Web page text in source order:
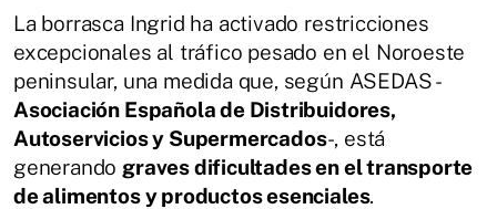
La borrasca Ingrid ha activado restricciones
excepcionales al tráfico pesado en el Noroeste
peninsular, una medida que, según ASEDAS -
Asociación Española de Distribuidores,
Autoservicios y Supermercados-, está
generando graves dificultades en el transporte
de alimentos y productos esenciales.